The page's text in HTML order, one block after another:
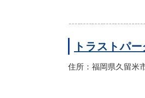
トラストパ
住所：福岡県久留米